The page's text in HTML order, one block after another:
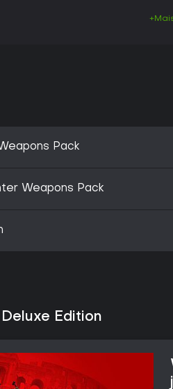
Pack
Weapons Pack
Edition